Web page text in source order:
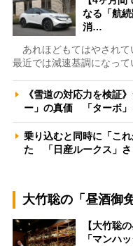
なる「航
消…
あれほどもてはやされて
最近では減速基調になっ
《雪道の対応力を検証
ー」の真価 「ターボ
乗り込むと同時に「こ
た 「日産ルークス」
大竹聡の「昼酒御免
【大竹聡
「マンハ